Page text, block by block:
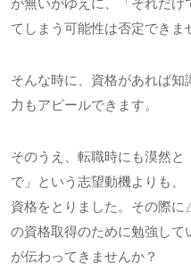
が無いがゆえに、「それだ
てしまう可能性は否定できま
そんな時に、資格があれば
力もアピールできます。
そのうえ、転職時にも漠然と
で」という志望動機よりも、
資格をとりました。その際に
の資格取得のために勉強し
が伝わってきませんか？